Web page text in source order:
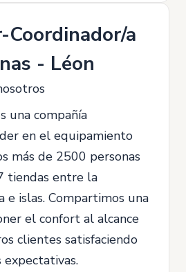
Coordinador/a
- Léon
una compañía
en el equipamiento
más de 2500 personas
tiendas entre la
e islas. Compartimos una
el confort al alcance
clientes satisfaciendo